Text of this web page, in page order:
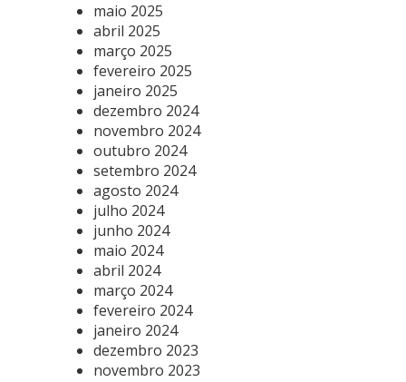
maio 2025
abril 2025
março 2025
fevereiro 2025
janeiro 2025
dezembro 2024
novembro 2024
outubro 2024
setembro 2024
agosto 2024
julho 2024
junho 2024
maio 2024
abril 2024
março 2024
fevereiro 2024
janeiro 2024
dezembro 2023
novembro 2023